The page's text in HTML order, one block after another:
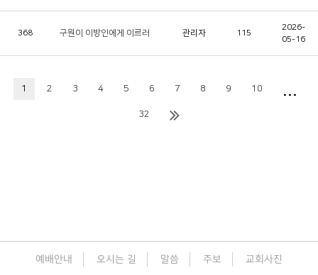
368 구원이 이방인에게 이르러 관리자 115
2026-
05-16
1 2 3 4 5 6 7 8 9 10 ...
32
예배안내 오시는 길 말씀 주보 교회사진